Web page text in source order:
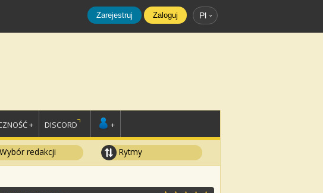
Zarejestruj Zaloguj Pl
+ DISCORD +
Wybór redakcji Rytmy